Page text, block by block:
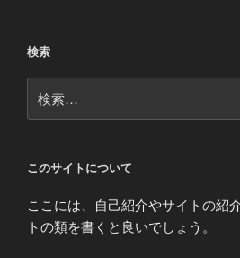
検索
索:
このサイトについて
ここには、自己紹介やサイトの紹
トの類を書くと良いでしょう。